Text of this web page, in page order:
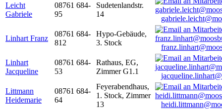
Leicht
Gabriele
08761 684-
95
Sudetenlandstr.
14
Linhart Franz
08761 684-
812
Hypo-Gebäude,
3. Stock
Linhart
Jacqueline
08761 684-
53
Rathaus, EG,
Zimmer G1.1
Littmann
Heidemarie
08761 684-
64
Feyerabendhaus,
1. Stock, Zimmer
13